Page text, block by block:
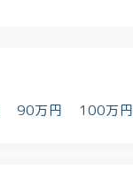
90万円 100万円